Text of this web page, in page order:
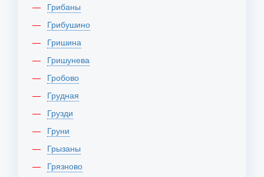
Грибаны
Грибушино
Гришина
Гришунева
Гробово
Грудная
Грузди
Груни
Грызаны
Грязново